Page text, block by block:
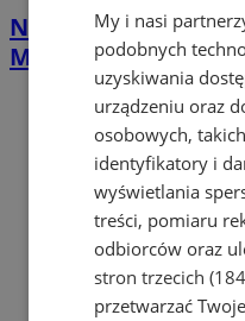
Nawet 42 tys. zł na
Mysłowicach. PUP
My i nasi
podobnych
uzyskiwania
urządzeniu oraz
osobowych,
identyfikatory i
wyświetlania
treści, pomiaru
odbiorców oraz
stron trzecich
przetwarzać